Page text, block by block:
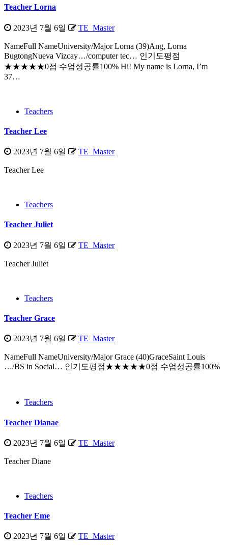
Teacher Lorna
2023년 7월 6일 TE_Master
NameFull NameUniversity/Major Lorna (39)Ang, Lorna
BugtongNueva Vizcay…/computer tec… 인기도평점
★★★★★0점 수업성공률100% Hi! My name is Lorna, I’m
37…
Teachers
Teacher Lee
2023년 7월 6일 TE_Master
Teacher Lee
Teachers
Teacher Juliet
2023년 7월 6일 TE_Master
Teacher Juliet
Teachers
Teacher Grace
2023년 7월 6일 TE_Master
NameFull NameUniversity/Major Grace (40)GraceSaint Louis
…/BS in Social… 인기도평점★★★★★0점 수업성공률100%
Teachers
Teacher Dianae
2023년 7월 6일 TE_Master
Teacher Diane
Teachers
Teacher Eme
2023년 7월 6일 TE_Master